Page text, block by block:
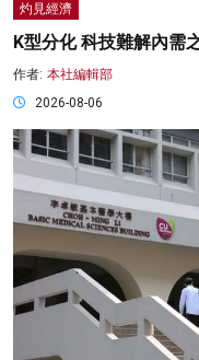
灼見經濟
K型分化 科技難解內需
作者: 本社編輯部
2026-08-06